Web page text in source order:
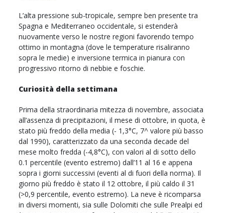
L’alta pressione sub-tropicale, sempre ben presente tra
Spagna e Mediterraneo occidentale, si estenderà
nuovamente verso le nostre regioni favorendo tempo
ottimo in montagna (dove le temperature risaliranno
sopra le medie) e inversione termica in pianura con
progressivo ritorno di nebbie e foschie.
Curiosità della settimana
Prima della straordinaria mitezza di novembre, associata
all’assenza di precipitazioni, il mese di ottobre, in quota, è
stato più freddo della media (- 1,3°C, 7^ valore più basso
dal 1990), caratterizzato da una seconda decade del
mese molto fredda (-4,8°C), con valori al di sotto dello
0.1 percentile (evento estremo) dall’11 al 16 e appena
sopra i giorni successivi (eventi al di fuori della norma). Il
giorno più freddo è stato il 12 ottobre, il più caldo il 31
(>0,9 percentile, evento estremo). La neve è ricomparsa
in diversi momenti, sia sulle Dolomiti che sulle Prealpi ed